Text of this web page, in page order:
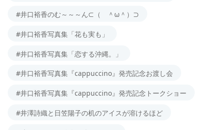
#井口裕香のむ～～～ん⊂（ ＾ω＾）⊃
#井口裕香写真集「花も実も」
#井口裕香写真集「恋する沖縄。」
#井口裕香写真集『cappuccino』発売記念お渡し会
#井口裕香写真集『cappuccino』発売記念トークショー
#井澤詩織と日笠陽子の机のアイスが溶けるほど